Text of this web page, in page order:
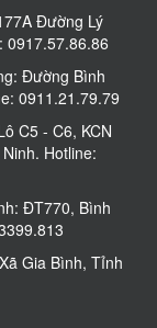
Đường Lý
0917.57.86.86
Đường Bình
0911.21.79.79
C5 - C6, KCN
Hotline:
ĐT770, Bình
Gia Bình, Tỉnh